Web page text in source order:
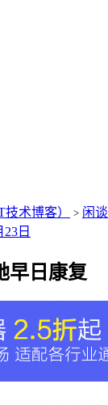
术博客） > 闲谈
23日
早日康复